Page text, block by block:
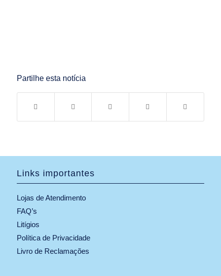
Partilhe esta notícia
Links importantes
Lojas de Atendimento
FAQ’s
Litígios
Política de Privacidade
Livro de Reclamações